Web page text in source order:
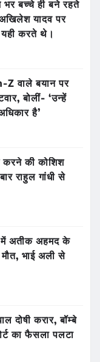
भर बच्चे ही बने रहते
यादव पर
करते थे।
Z वाले बयान पर
बोलीं- ‘उन्हें
है’
करने की कोशिश
राहुल गांधी से
अतीक अहमद के
भाई अली से
दोषी करार, बॉम्बे
का फैसला पलटा